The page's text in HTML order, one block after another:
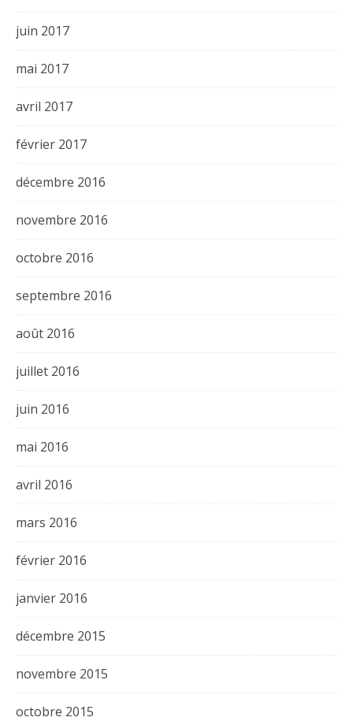
juin 2017
mai 2017
avril 2017
février 2017
décembre 2016
novembre 2016
octobre 2016
septembre 2016
août 2016
juillet 2016
juin 2016
mai 2016
avril 2016
mars 2016
février 2016
janvier 2016
décembre 2015
novembre 2015
octobre 2015